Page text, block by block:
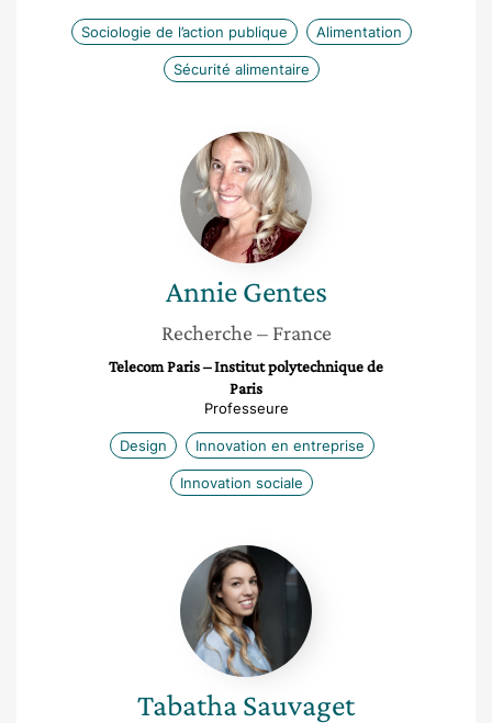
Sociologie de l’action publique Alimentation
Sécurité alimentaire
Annie
Gentes
Annie Gentes
Recherche – France
Telecom Paris – Institut polytechnique de
Paris
Professeure
Design Innovation en entreprise
Innovation sociale
Tabatha
Sauvaget
TabathaSauvaget